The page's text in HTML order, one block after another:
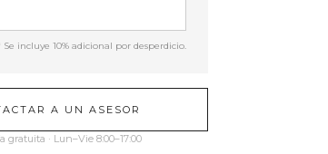
Se incluye 10% adicional por desperdicio.
A UN ASESOR
gratuita · Lun–Vie 8:00–17:00